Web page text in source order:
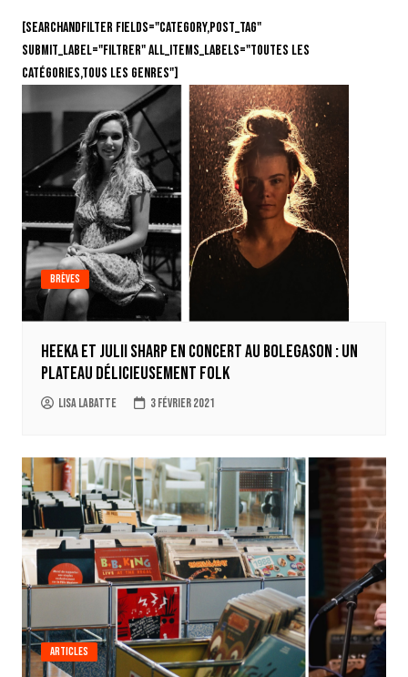
[searchandfilter fields="category,post_tag"
submit_label="Filtrer" all_items_labels="Toutes les
catégories,Tous les genres"]
Brèves
Heeka et Julii Sharp en concert au Bolegason : un
plateau délicieusement Folk
Lisa Labatte 3 février 2021
Articles